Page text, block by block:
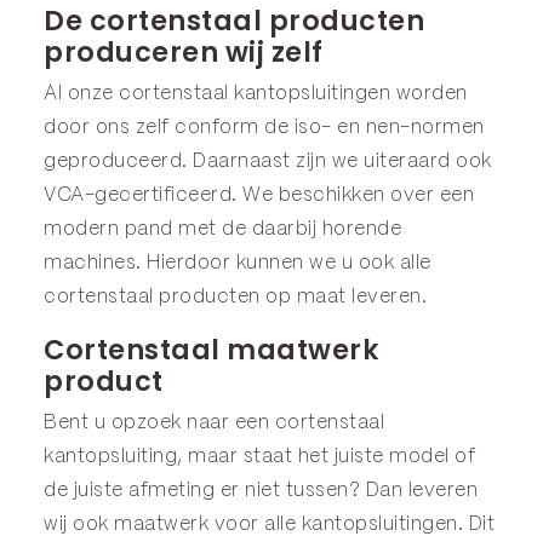
De cortenstaal producten
produceren wij zelf
Al onze cortenstaal kantopsluitingen worden
door ons zelf conform de iso- en nen-normen
geproduceerd. Daarnaast zijn we uiteraard ook
VCA-gecertificeerd. We beschikken over een
modern pand met de daarbij horende
machines. Hierdoor kunnen we u ook alle
cortenstaal producten op maat leveren.
Cortenstaal maatwerk
product
Bent u opzoek naar een cortenstaal
kantopsluiting, maar staat het juiste model of
de juiste afmeting er niet tussen? Dan leveren
wij ook maatwerk voor alle kantopsluitingen. Dit